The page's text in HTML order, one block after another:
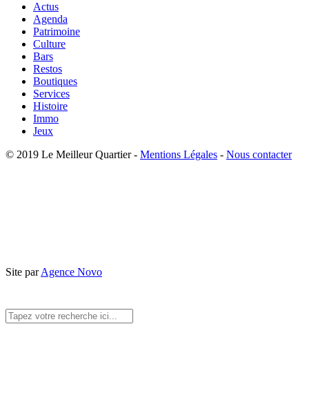
Actus
Agenda
Patrimoine
Culture
Bars
Restos
Boutiques
Services
Histoire
Immo
Jeux
© 2019 Le Meilleur Quartier - Mentions Légales - Nous contacter
Site parAgence Novo